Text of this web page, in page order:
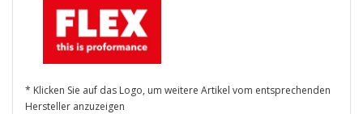
* Klicken Sie auf das Logo, um weitere Artikel vom entsprechenden
Hersteller anzuzeigen